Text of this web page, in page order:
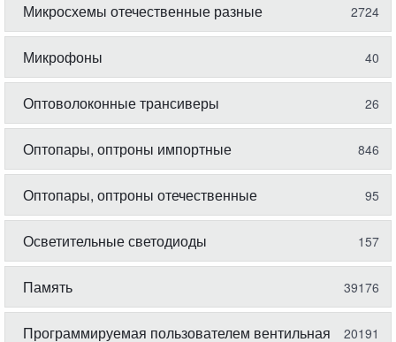
Микросхемы отечественные разные 2724
Микрофоны 40
Оптоволоконные трансиверы 26
Оптопары, оптроны импортные 846
Оптопары, оптроны отечественные 95
Осветительные светодиоды 157
Память 39176
Программируемая пользователем вентильная 20191